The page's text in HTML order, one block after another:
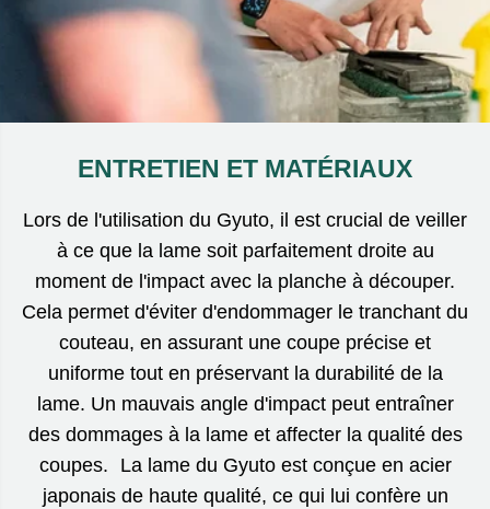
ENTRETIEN ET MATÉRIAUX
Lors de l'utilisation du Gyuto, il est crucial de veiller
à ce que la lame soit parfaitement droite au
moment de l'impact avec la planche à découper.
Cela permet d'éviter d'endommager le tranchant du
couteau, en assurant une coupe précise et
uniforme tout en préservant la durabilité de la
lame. Un mauvais angle d'impact peut entraîner
des dommages à la lame et affecter la qualité des
coupes. La lame du Gyuto est conçue en acier
japonais de haute qualité, ce qui lui confère un